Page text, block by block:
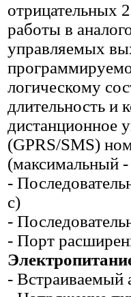
отрицательных
работы в
управляемых
логическому
длительность и
дистанционное
(GPRS/SMS)
(максимальный
-
с)
-
- Порт
- Встраиваемый